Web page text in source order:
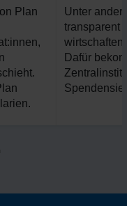
Plan
Unter
transparent
wirtschaften
Dafür